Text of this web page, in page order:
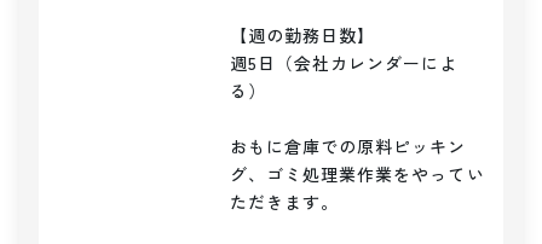
【週の勤務日数】
週5日（会社カレンダーによ
る）
おもに倉庫での原料ピッキン
グ、ゴミ処理業作業をやってい
ただきます。